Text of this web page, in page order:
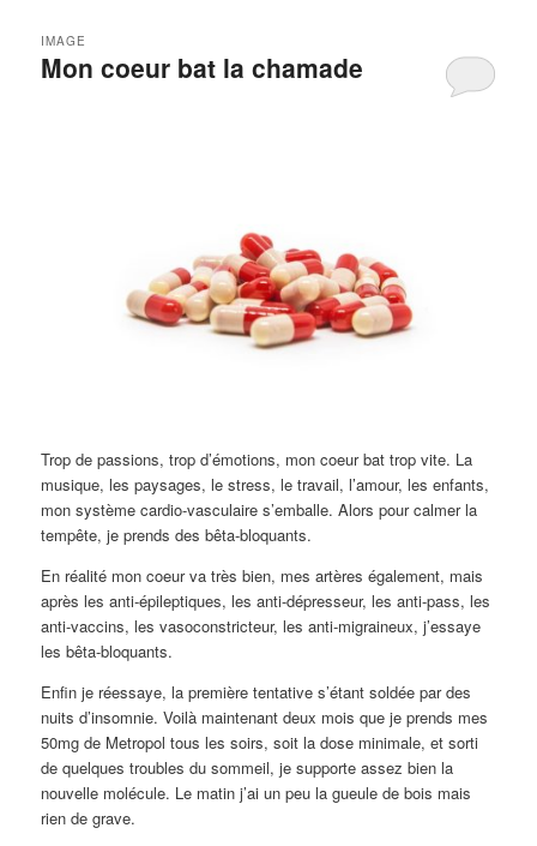
Mon coeur bat la chamade
IMAGE
Trop de passions, trop d’émotions, mon coeur bat trop vite. La
musique, les paysages, le stress, le travail, l’amour, les enfants,
mon système cardio-vasculaire s’emballe. Alors pour calmer la
tempête, je prends des bêta-bloquants.
En réalité mon coeur va très bien, mes artères également, mais
après les anti-épileptiques, les anti-dépresseur, les anti-pass, les
anti-vaccins, les vasoconstricteur, les anti-migraineux, j’essaye
les bêta-bloquants.
Enfin je réessaye, la première tentative s’étant soldée par des
nuits d’insomnie. Voilà maintenant deux mois que je prends mes
50mg de Metropol tous les soirs, soit la dose minimale, et sorti
de quelques troubles du sommeil, je supporte assez bien la
nouvelle molécule. Le matin j’ai un peu la gueule de bois mais
rien de grave.